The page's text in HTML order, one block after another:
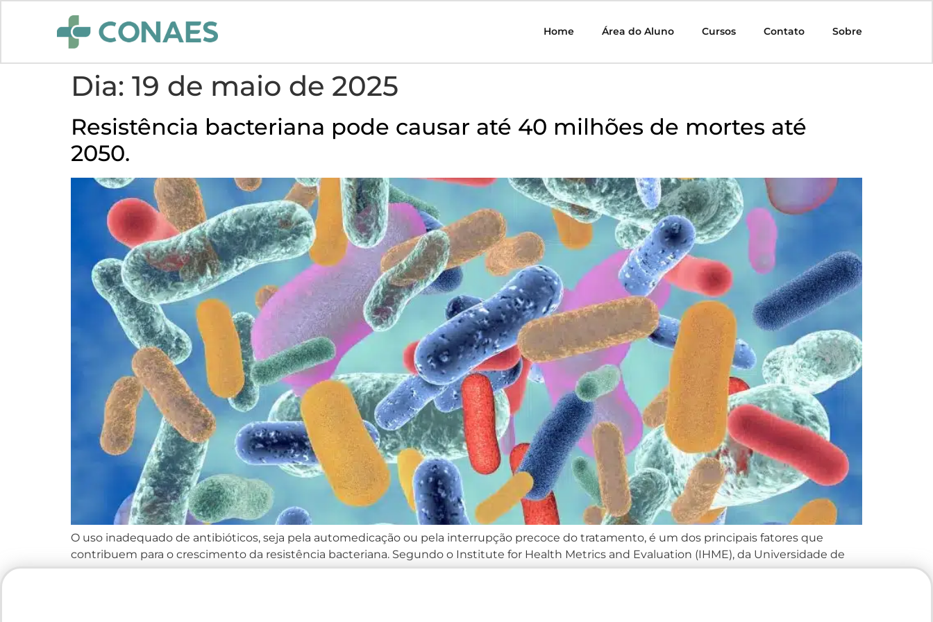
Home Área do Aluno Cursos Contato Sobre
Dia: 19 de maio de 2025
Resistência bacteriana pode causar até 40 milhões de mortes até
2050.
O uso inadequado de antibióticos, seja pela automedicação ou pela interrupção precoce do tratamento, é um dos principais fatores que
contribuem para o crescimento da resistência bacteriana. Segundo o Institute for Health Metrics and Evaluation (IHME), da Universidade de
Washington, essa condição pode causar até 40 milhões de mortes até 2050, tornando-se um dos maiores […]